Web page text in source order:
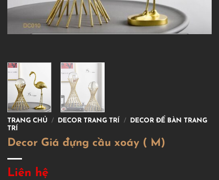
TRANG CHỦ / DECOR TRANG TRÍ /
DECOR ĐỂ BÀN TRANG
TRÍ
Decor Giá đựng cầu xoáy ( M)
Liên hệ